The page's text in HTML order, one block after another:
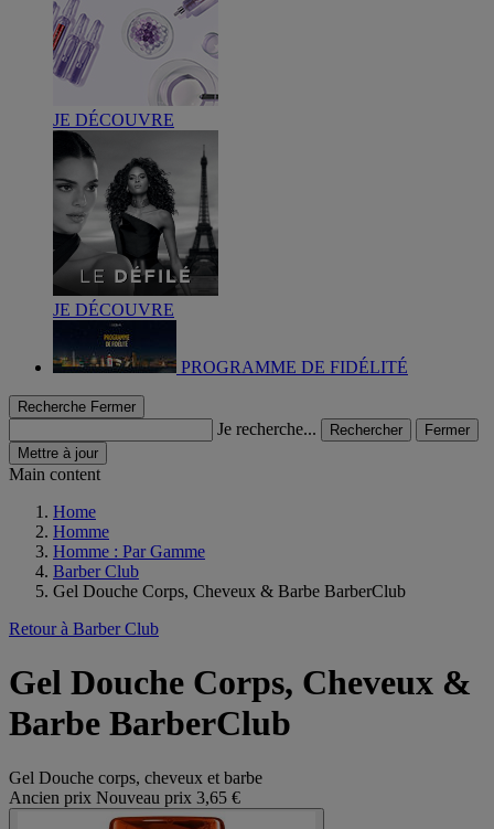
JE DÉCOUVRE
JE DÉCOUVRE
PROGRAMME DE FIDÉLITÉ
Recherche Fermer
Je recherche... Rechercher
Fermer
Mettre à jour
Main content
Home
Homme
Homme : Par Gamme
Barber Club
Gel Douche Corps, Cheveux & Barbe BarberClub
Retour à Barber Club
Gel Douche Corps, Cheveux &
Barbe BarberClub
Gel Douche corps, cheveux et barbe
Ancien prix Nouveau prix 3,65 €